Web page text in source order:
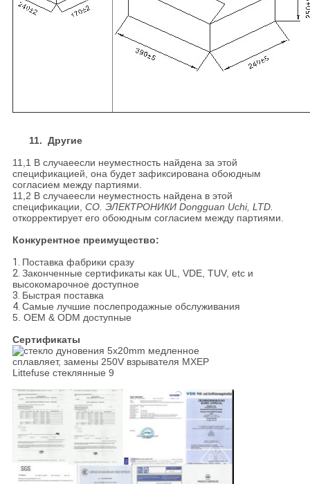
11. Другие
11,1 В случаеесли неуместность найдена за этой
спецификацией, она будет зафиксирована обоюдным
согласием между партиями.
11,2 В случаеесли неуместность найдена в этой
спецификации, CO. ЭЛЕКТРОНИКИ Dongguan Uchi, LTD.
откорректирует его обоюдным согласием между партиями.
Конкурентное преимущество:
1. Поставка фабрики сразу
2. Законченные сертификаты как UL, VDE, TUV, etc и
высокомарочное доступное
3. Быстрая поставка
4. Самые лучшие послепродажные обслуживания
5. OEM & ODM доступные
Сертификаты